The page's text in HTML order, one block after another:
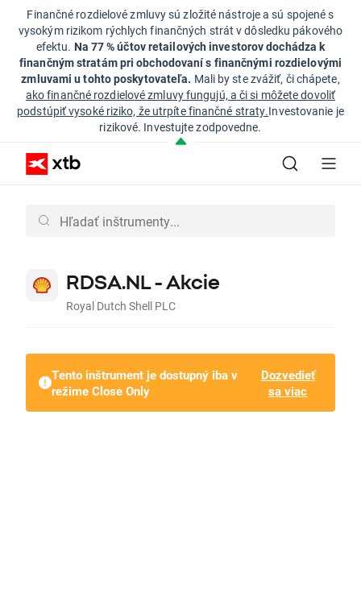
Finančné rozdielové zmluvy sú zložité nástroje a sú spojené s
vysokým rizikom rýchlych finančných strát v dôsledku pákového
efektu. Na 77 % účtov retailových investorov dochádza k
finančným stratám pri obchodovaní s finančnými rozdielovými
zmluvami u tohto poskytovateľa. Mali by ste zvážiť, či chápete,
ako finančné rozdielové zmluvy fungujú, a či si môžete dovoliť
podstúpiť vysoké riziko, že utrpíte finančné straty.Investovanie je
rizikové. Investujte zodpovedne.
RDSA.NL - Akcie
Royal Dutch Shell PLC
Tento inštrument je dostupný iba v
režime Close Only
Dozvedieť
sa viac